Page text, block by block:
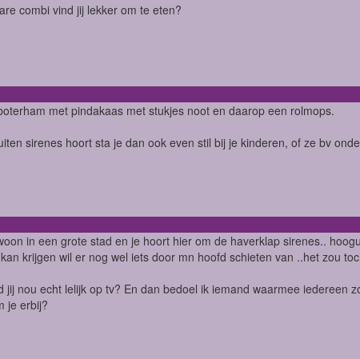
combi vind jij lekker om te eten?
met pindakaas met stukjes noot en daarop een rolmops.
sirenes hoort sta je dan ook even stil bij je kinderen, of ze bv
in een grote stad en je hoort hier om de haverklap sirenes..
krijgen wil er nog wel iets door mn hoofd schieten van ..het zou
jij nou echt lelijk op tv? En dan bedoel ik iemand waarmee iedereen
je erbij?